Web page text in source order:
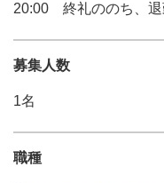
20:00 終礼ののち、退
募集人数
1名
職種